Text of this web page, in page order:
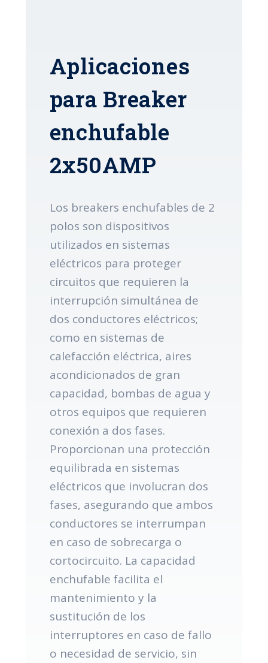
Aplicaciones
para Breaker
enchufable
2x50AMP
Los breakers enchufables de 2
polos son dispositivos
utilizados en sistemas
eléctricos para proteger
circuitos que requieren la
interrupción simultánea de
dos conductores eléctricos;
como en sistemas de
calefacción eléctrica, aires
acondicionados de gran
capacidad, bombas de agua y
otros equipos que requieren
conexión a dos fases.
Proporcionan una protección
equilibrada en sistemas
eléctricos que involucran dos
fases, asegurando que ambos
conductores se interrumpan
en caso de sobrecarga o
cortocircuito. La capacidad
enchufable facilita el
mantenimiento y la
sustitución de los
interruptores en caso de fallo
o necesidad de servicio, sin